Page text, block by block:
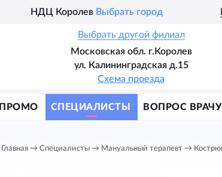
НДЦ Королев Выбрать город
Выбрать другой филиал
Московская обл. г.Королев
ул. Калининградская д.15
Схема проезда
ПРОМО СПЕЦИАЛИСТЫ ВОПРОС ВРАЧУ
Главная → Специалисты → Мануальный терапевт →